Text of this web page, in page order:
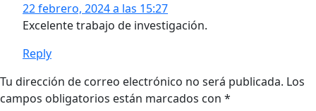
22 febrero, 2024 a las 15:27
Excelente trabajo de investigación.
Reply
Tu dirección de correo electrónico no será publicada. Los
campos obligatorios están marcados con *